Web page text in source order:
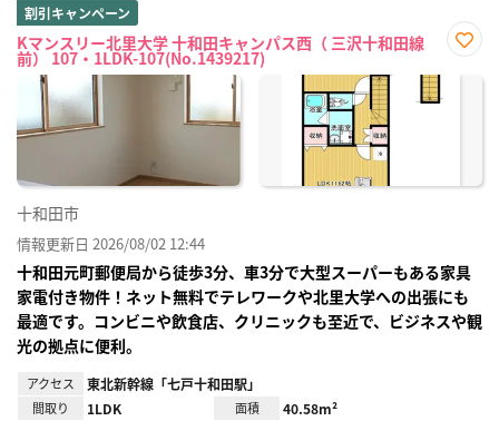
割引キャンペーン
Kマンスリー北里大学 十和田キャンパス西（ 三沢十和田線
前） 107・1LDK-107(No.1439217)
に入
十和田市
情報更新日 2026/08/02 12:44
十和田元町郵便局から徒歩3分、車3分で大型スーパーもある家具
家電付き物件！ネット無料でテレワークや北里大学への出張にも
最適です。コンビニや飲食店、クリニックも至近で、ビジネスや観
光の拠点に便利。
アクセス 東北新幹線「七戸十和田駅」
間取り 1LDK 面積 40.58m²